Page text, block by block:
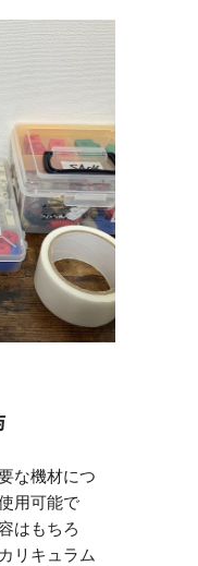
な機材につ
用可能で
はもちろ
リキュラム